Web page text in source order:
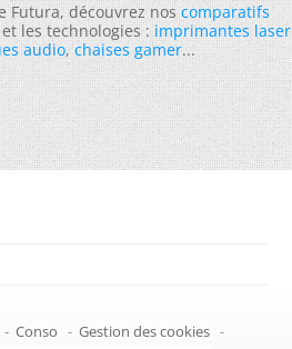
Futura, découvrez noscomparatifs
les technologies :imprimantes laser
audio,chaises gamer...
- Conso - Gestion des cookies -